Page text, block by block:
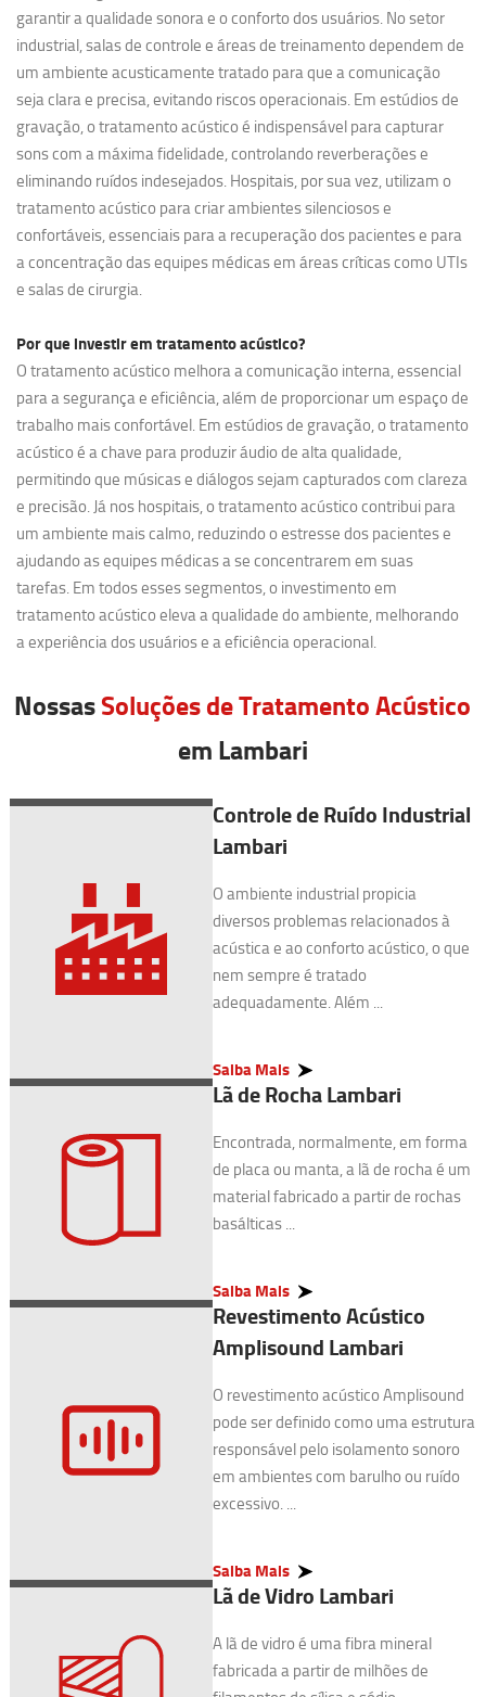
garantir a qualidade sonora e o conforto dos usuários. No setor
industrial, salas de controle e áreas de treinamento dependem de
um ambiente acusticamente tratado para que a comunicação
seja clara e precisa, evitando riscos operacionais. Em estúdios de
gravação, o tratamento acústico é indispensável para capturar
sons com a máxima fidelidade, controlando reverberações e
eliminando ruídos indesejados. Hospitais, por sua vez, utilizam o
tratamento acústico para criar ambientes silenciosos e
confortáveis, essenciais para a recuperação dos pacientes e para
a concentração das equipes médicas em áreas críticas como UTIs
e salas de cirurgia.
Por que investir emtratamento acústico?
O tratamento acústico melhora a comunicação interna, essencial
para a segurança e eficiência, além de proporcionar um espaço de
trabalho mais confortável. Em estúdios de gravação, o tratamento
acústico é a chave para produzir áudio de alta qualidade,
permitindo que músicas e diálogos sejam capturados com clareza
e precisão. Já nos hospitais, o tratamento acústico contribui para
um ambiente mais calmo, reduzindo o estresse dos pacientes e
ajudando as equipes médicas a se concentrarem em suas
tarefas. Em todos esses segmentos, o investimento em
tratamento acústico eleva a qualidade do ambiente, melhorando
a experiência dos usuários e a eficiência operacional.
NossasSoluções de Tratamento Acústico
em Lambari
Controle de Ruído Industrial
Lambari
O ambiente industrial propicia
diversos problemas relacionados à
acústica e ao conforto acústico, o que
nem sempre é tratado
adequadamente. Além ...
Saiba Mais
Lã de Rocha Lambari
Encontrada, normalmente, em forma
de placa ou manta, a lã de rocha é um
material fabricado a partir de rochas
basálticas ...
Saiba Mais
Revestimento Acústico
Amplisound Lambari
O revestimento acústico Amplisound
pode ser definido como uma estrutura
responsável pelo isolamento sonoro
em ambientes com barulho ou ruído
excessivo. ...
Saiba Mais
Lã de Vidro Lambari
A lã de vidro é uma fibra mineral
fabricada a partir de milhões de